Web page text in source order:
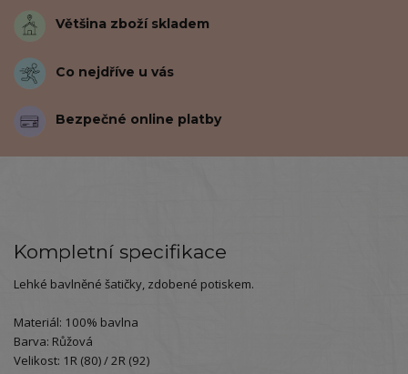
Většina zboží skladem
Co nejdříve u vás
Bezpečné online platby
Kompletní specifikace
Lehké bavlněné šatičky, zdobené potiskem.
Materiál: 100% bavlna
Barva: Růžová
Velikost: 1R (80) / 2R (92)